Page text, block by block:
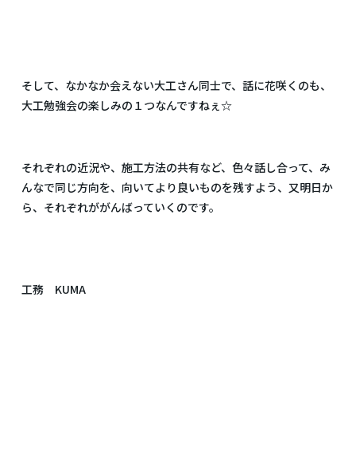
そして、なかなか会えない大工さん同士で、話に花咲くのも、
大工勉強会の楽しみの１つなんですねぇ☆
それぞれの近況や、施工方法の共有など、色々話し合って、み
んなで同じ方向を、向いてより良いものを残すよう、又明日か
ら、それぞれががんばっていくのです。
工務 KUMA